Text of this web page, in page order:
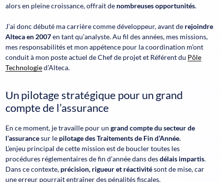
alors en pleine croissance, offrait de nombreuses opportunités.
J’ai donc débuté ma carrière comme développeur, avant de rejoindre
Alteca en 2007en tant qu’analyste. Au fil des années, mes missions,
mes responsabilités et mon appétence pour la coordination m’ont
conduit à mon poste actuel de Chef de projet et Référent du Pôle
Technologied’Alteca.
Un pilotage stratégique pour un grand
compte de l’assurance
En ce moment, je travaille pour ungrand compte du secteur de
l’assurancesur le pilotage des Traitements de Fin d’Année.
L’enjeu principal de cette mission est de boucler toutes les
procédures réglementaires de fin d’année dans desdélais impartis.
Dans ce contexte, précision, rigueur et réactivitésont de mise, car
une erreur pourrait entraîner des pénalités fiscales.